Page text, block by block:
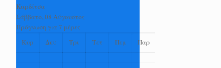
Καρδίτσα
Σάββατο, 08 Αύγουστος
Πρόγνωση για 7 μέρες
Κυρ
Δευ Τρι Τετ Πεμ Παρ